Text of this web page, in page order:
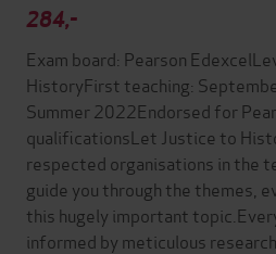
284,-
Exam board: Pearson
HistoryFirst teaching:
Summer 2022Endorsed for
qualificationsLet Justice to
respected organisations in the
guide you through the themes,
this hugely important
informed by meticulous